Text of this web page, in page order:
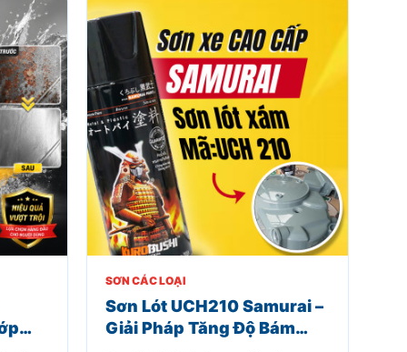
nhiều bề mặt khác.
SƠN CÁC LOẠI
Sơn Lót UCH210 Samurai –
Giải Pháp Tăng Độ Bám